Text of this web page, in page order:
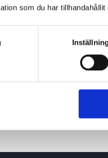
som du har